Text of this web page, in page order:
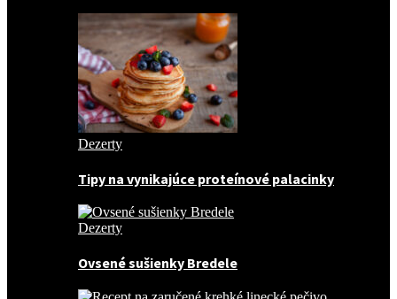
Dezerty
Tipy na vynikajúce proteínové palacinky
Dezerty
Ovsené sušienky Bredele